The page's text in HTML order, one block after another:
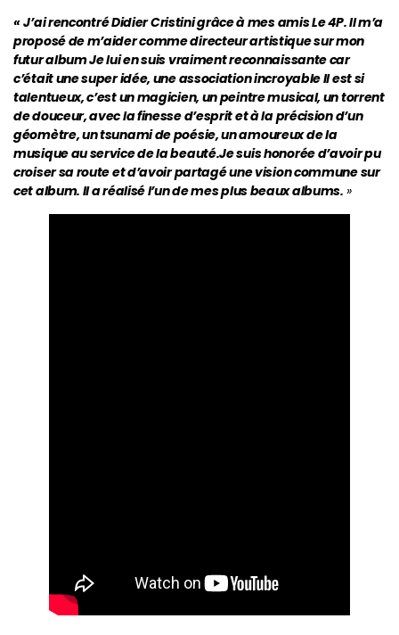
«J’ai rencontré Didier Cristini grâce à mes amis Le 4P. Il m’a
proposé de m’aider comme directeur artistique sur mon
futur album Je lui en suis vraiment reconnaissante car
c’était une super idée, une association incroyable Il est si
talentueux, c’est un magicien, un peintre musical, un torrent
de douceur, avec la finesse d’esprit et à la précision d’un
géomètre, un tsunami de poésie, un amoureux de la
musique au service de la beauté.Je suis honorée d’avoir pu
croiser sa route et d’avoir partagé une vision commune sur
cet album. Il a réalisé l’un de mes plus beaux albums. »